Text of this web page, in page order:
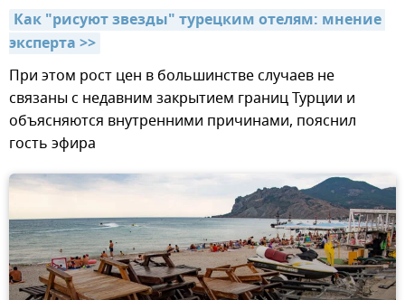
Как "рисуют звезды" турецким отелям: мнение
эксперта >>
При этом рост цен в большинстве случаев не
связаны с недавним закрытием границ Турции и
объясняются внутренними причинами, пояснил
гость эфира